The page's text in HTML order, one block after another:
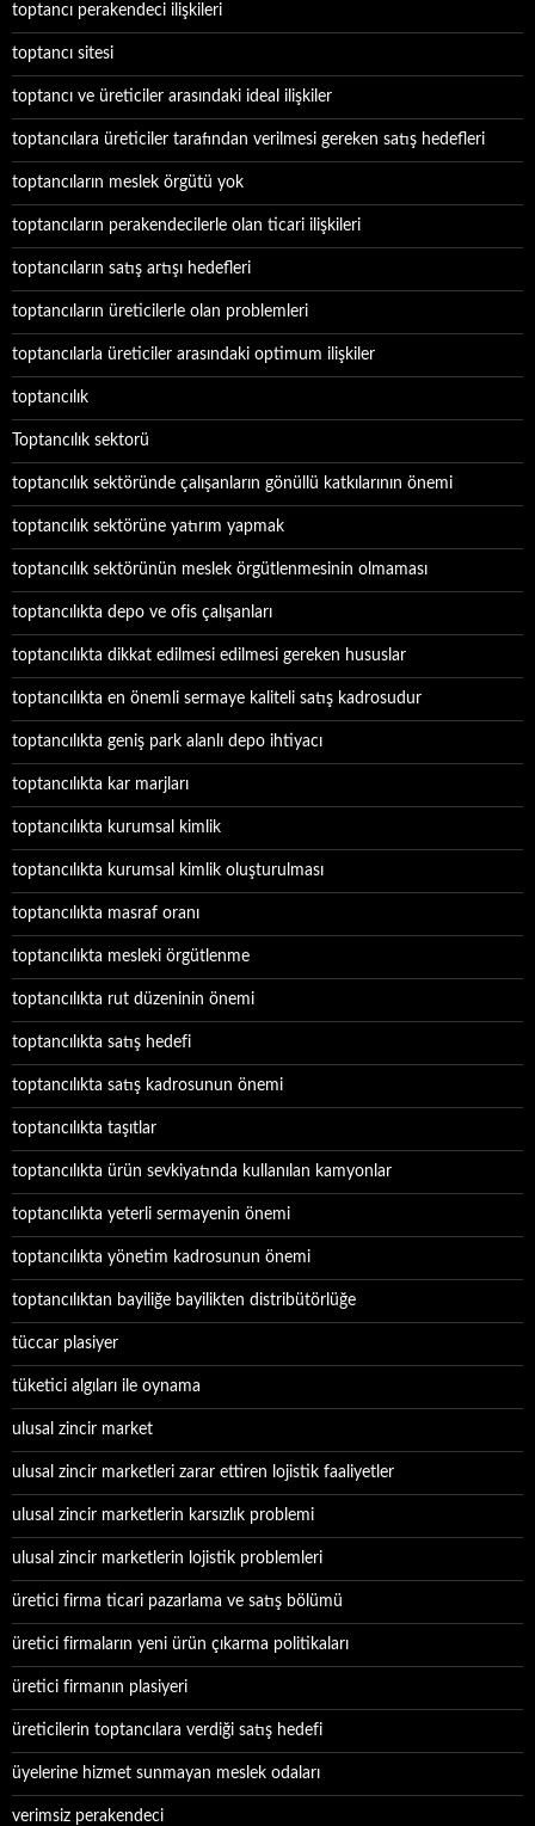
toptancı perakendeci ilişkileri
toptancı sitesi
toptancı ve üreticiler arasındaki ideal ilişkiler
toptancılara üreticiler tarafından verilmesi gereken satış hedefleri
toptancıların meslek örgütü yok
toptancıların perakendecilerle olan ticari ilişkileri
toptancıların satış artışı hedefleri
toptancıların üreticilerle olan problemleri
toptancılarla üreticiler arasındaki optimum ilişkiler
toptancılık
Toptancılık sektorü
toptancılık sektöründe çalışanların gönüllü katkılarının önemi
toptancılık sektörüne yatırım yapmak
toptancılık sektörünün meslek örgütlenmesinin olmaması
toptancılıkta depo ve ofis çalışanları
toptancılıkta dikkat edilmesi edilmesi gereken hususlar
toptancılıkta en önemli sermaye kaliteli satış kadrosudur
toptancılıkta geniş park alanlı depo ihtiyacı
toptancılıkta kar marjları
toptancılıkta kurumsal kimlik
toptancılıkta kurumsal kimlik oluşturulması
toptancılıkta masraf oranı
toptancılıkta mesleki örgütlenme
toptancılıkta rut düzeninin önemi
toptancılıkta satış hedefi
toptancılıkta satış kadrosunun önemi
toptancılıkta taşıtlar
toptancılıkta ürün sevkiyatında kullanılan kamyonlar
toptancılıkta yeterli sermayenin önemi
toptancılıkta yönetim kadrosunun önemi
toptancılıktan bayiliğe bayilikten distribütörlüğe
tüccar plasiyer
tüketici algıları ile oynama
ulusal zincir market
ulusal zincir marketleri zarar ettiren lojistik faaliyetler
ulusal zincir marketlerin karsızlık problemi
ulusal zincir marketlerin lojistik problemleri
üretici firma ticari pazarlama ve satış bölümü
üretici firmaların yeni ürün çıkarma politikaları
üretici firmanın plasiyeri
üreticilerin toptancılara verdiği satış hedefi
üyelerine hizmet sunmayan meslek odaları
verimsiz perakendeci